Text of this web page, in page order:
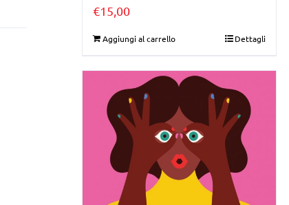
€15,00
Aggiungi al carrello Dettagli